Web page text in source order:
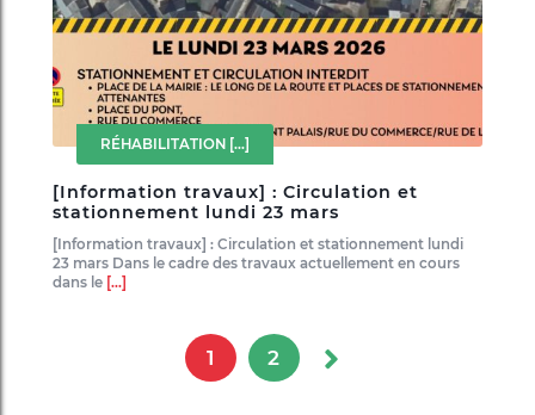
RÉHABILITATION [...]
[Information travaux] : Circulation et
stationnement lundi 23 mars
[Information travaux] : Circulation et stationnement lundi
23 mars Dans le cadre des travaux actuellement en cours
dans le [...]
1 2